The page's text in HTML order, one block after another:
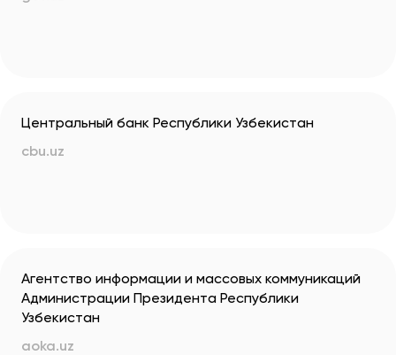
Центральный банк Республики Узбекистан
cbu.uz
Агентство информации и массовых коммуникаций
Администрации Президента Республики
Узбекистан
aoka.uz